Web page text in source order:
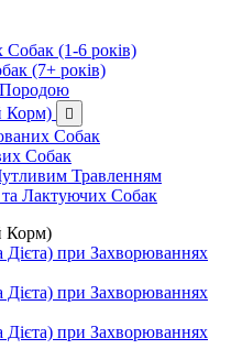
(1-6 років)
(7+ років)
Корм)

Собак
Собак
Травленням
Лактуючих Собак
Корм)
при Захворюваннях
при Захворюваннях
при Захворюваннях